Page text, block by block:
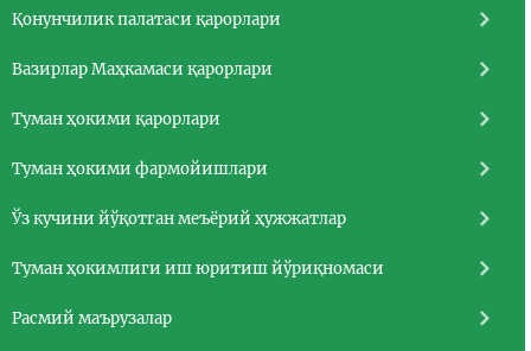
Қонунчилик палатаси қарорлари
Вазирлар Маҳкамаси қарорлари
Туман ҳокими қарорлари
Туман ҳокими фармойишлари
Ўз кучини йўқотган меъёрий ҳужжатлар
Туман ҳокимлиги иш юритиш йўриқномаси
Расмий маърузалар